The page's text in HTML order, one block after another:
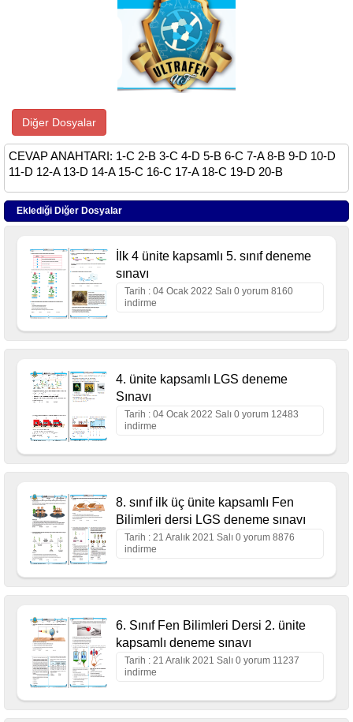
Diğer Dosyalar
CEVAP ANAHTARI: 1-C 2-B 3-C 4-D 5-B 6-C 7-A 8-B 9-D 10-D
11-D 12-A 13-D 14-A 15-C 16-C 17-A 18-C 19-D 20-B
Eklediği Diğer Dosyalar
İlk 4 ünite kapsamlı 5. sınıf deneme
sınavı
Tarih : 04 Ocak 2022 Salı 0 yorum 8160
indirme
4. ünite kapsamlı LGS deneme
Sınavı
Tarih : 04 Ocak 2022 Salı 0 yorum 12483
indirme
8. sınıf ilk üç ünite kapsamlı Fen
Bilimleri dersi LGS deneme sınavı
Tarih : 21 Aralık 2021 Salı 0 yorum 8876
indirme
6. Sınıf Fen Bilimleri Dersi 2. ünite
kapsamlı deneme sınavı
Tarih : 21 Aralık 2021 Salı 0 yorum 11237
indirme